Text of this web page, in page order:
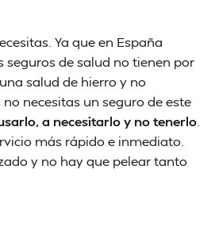
Ya que en España
seguros de salud no tienen por
salud de hierro y no
necesitas un seguro de este
a necesitarlo y no tenerlo
más rápido e inmediato.
y no hay que pelear tanto